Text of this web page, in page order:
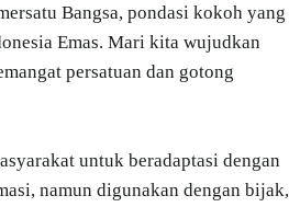
Bangsa, pondasi kokoh yang
Emas. Mari kita wujudkan
persatuan dan gotong
untuk beradaptasi dengan
namun digunakan dengan bijak,